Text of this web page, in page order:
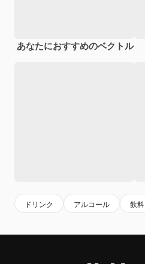
あなたにおすすめのベクトル
ドリンク アルコール 飲料